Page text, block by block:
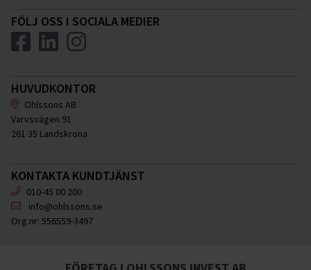
FÖLJ OSS I SOCIALA MEDIER
HUVUDKONTOR
Ohlssons AB
Varvsvägen 91
261 35 Landskrona
KONTAKTA KUNDTJÄNST
010-45 00 200
info@ohlssons.se
Org.nr: 556559-3497